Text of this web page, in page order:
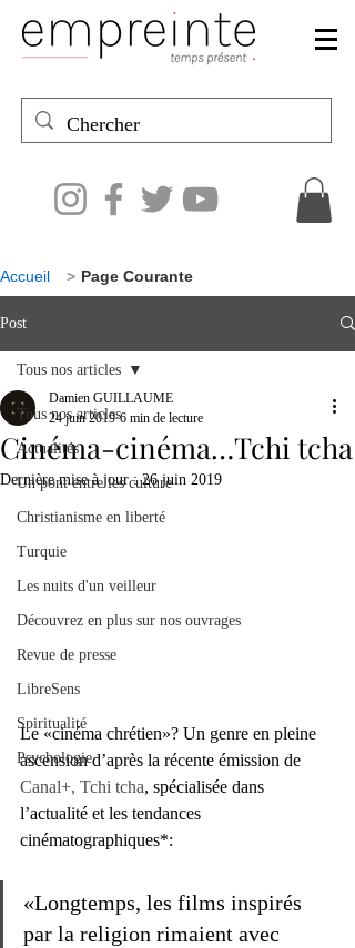
Accueil > Page Courante
Post
Tous nos articles
Actualités
Un pont entre les culture
Christianisme en liberté
Turquie
Les nuits d'un veilleur
Découvrez en plus sur nos ouvrages
Revue de presse
LibreSens
Spiritualité
Psychologie
Tous nos articles
Cinéma-cinéma…Tchi tcha
Damien GUILLAUME
24 juin 2019 6 min de lecture
Dernière mise à jour :26 juin 2019
Le «cinéma chrétien»? Un genre en pleine
ascension d’après la récente émission de
Canal+, Tchi tcha, spécialisée dans
l’actualité et les tendances
cinématographiques*:
«Longtemps, les films inspirés
par la religion rimaient avec